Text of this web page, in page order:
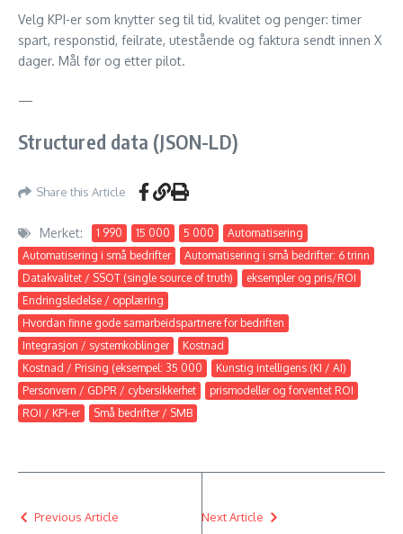
Velg KPI-er som knytter seg til tid, kvalitet og penger: timer
spart, responstid, feilrate, utestående og faktura sendt innen X
dager. Mål før og etter pilot.
—
Structured data (JSON-LD)
Share this Article
Merket: 1 990 15 000 5 000
Automatisering
Automatisering i små bedrifter
Automatisering i små bedrifter: 6 trinn
Datakvalitet / SSOT (single source of truth)
eksempler og pris/ROI
Endringsledelse / opplæring
Hvordan finne gode samarbeidspartnere for bedriften
Integrasjon / systemkoblinger
Kostnad
Kostnad / Prising (eksempel: 35 000
Kunstig intelligens (KI / AI)
Personvern / GDPR / cybersikkerhet
prismodeller og forventet ROI
ROI / KPI-er
Små bedrifter / SMB
Previous Article Next Article